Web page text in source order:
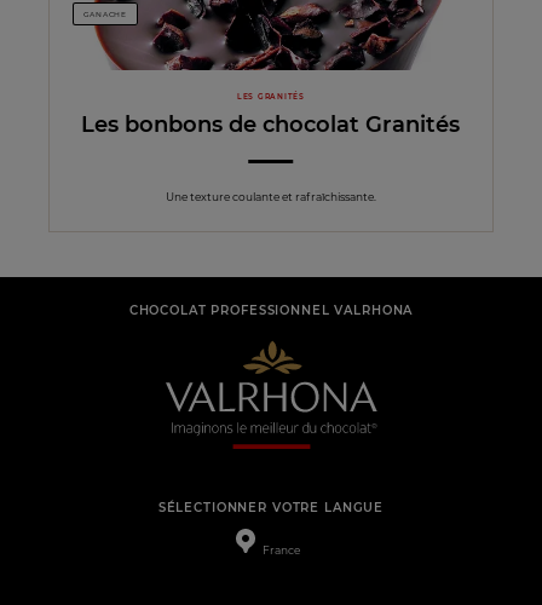
GANACHE
LES GRANITÉS
Les bonbons de chocolat Granités
Une texture coulante et rafraîchissante.
CHOCOLAT PROFESSIONNEL VALRHONA
SÉLECTIONNER VOTRE LANGUE
France